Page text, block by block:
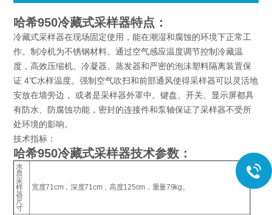
哈希950冷藏式采样器特点：
冷藏式采样器在现场固定使用，能在潮湿和腐蚀的环境下正常工
作。制冷机为不锈钢材料。通过空气感应温度调节控制冷藏温
度，高效压缩机、冷凝器、蒸发器和严密的泡沫塑料隔离装置保
证 4℃水样温度。强制空气吹扫和前部通风使得采样器可以灵活地
安放在墙旁边， 或者是采样器外罩中。键盘、开关、显示屏都具
有防水、防腐蚀功能，密封的连接件和泵轴保证了采样器不受所
处环境的影响。
技术指标：
哈希950冷藏式采样器技术参数：
+
水
质
采
样
器
尺
寸
宽度71cm，深度71cm，高度125cm，重量79kg。